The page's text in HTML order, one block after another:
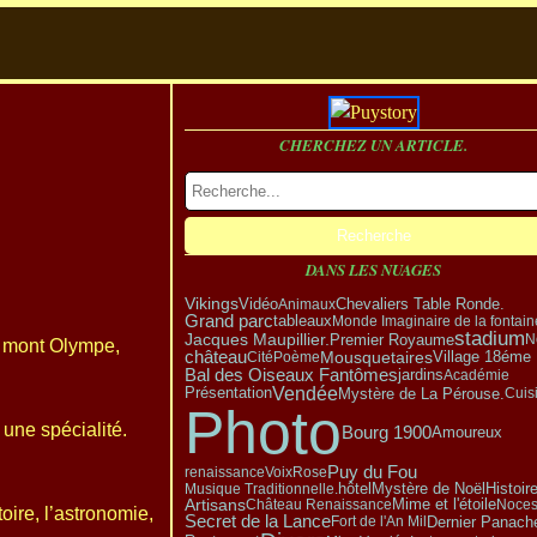
Olympe,
spécialité.
l’astronomie,
CHERCHEZ UN ARTICLE.
DANS LES NUAGES
VikingsVidéoAnimauxChevaliers Table Ronde.
Grand parctableauxMonde Imaginaire de la
Jacques Maupillier. Premier Royaumestadium
châteauCité PoèmeMousquetairesVillage 18éme
Bal des Oiseaux FantômesjardinsAcadémie
PrésentationVendéeMystère de La Pérouse.
Photo Bourg 1900Amoureux
renaissanceVoixRosePuy du Fou
Musique Traditionnelle. hôtel Mystère de Noël
ArtisansChâteau Renaissance Mime et l'étoileNoces
Secret de la LanceFort de l'An Mil Dernier